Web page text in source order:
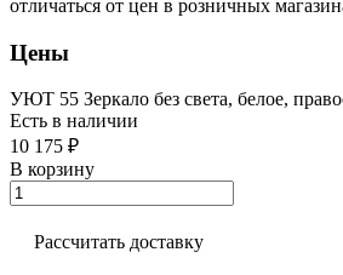
отличаться от цен в розничных
Цены
УЮТ 55 Зеркало без света, белое,
Есть в наличии
10 175 ₽
В корзину
Рассчитать доставку